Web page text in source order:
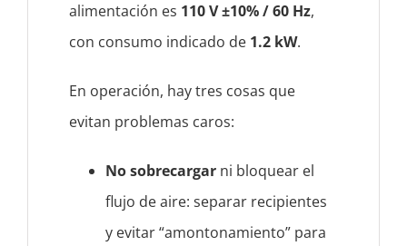
alimentación es 110 V ±10% / 60 Hz,
con consumo indicado de 1.2 kW.
En operación, hay tres cosas que
evitan problemas caros:
No sobrecargar ni bloquear el
flujo de aire: separar recipientes
y evitar “amontonamiento” para